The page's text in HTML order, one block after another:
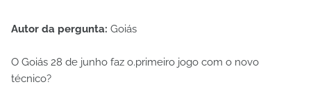
Autor da pergunta: Goiás
O Goiás 28 de junho faz o.primeiro jogo com o novo
técnico?